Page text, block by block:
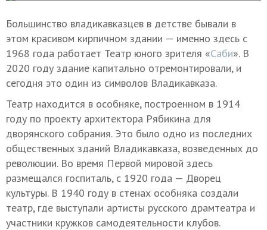
Большинство владикавказцев в детстве бывали в
этом красивом кирпичном здании — именно здесь с
1968 года работает Театр юного зрителя «Саби». В
2020 году здание капитально отремонтировали, и
сегодня это один из символов Владикавказа.
Театр находится в особняке, построенном в 1914
году по проекту архитектора Рябикина для
дворянского собрания. Это было одно из последних
общественных зданий Владикавказа, возведенных до
революции. Во время Первой мировой здесь
размещался госпиталь, с 1920 года — Дворец
культуры. В 1940 году в стенах особняка создали
театр, где выступали артисты русского драмтеатра и
участники кружков самодеятельности клубов.